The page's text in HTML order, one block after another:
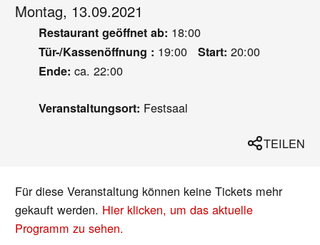
Montag, 13.09.2021
Restaurant geöffnet ab: 18:00
Tür-/Kassenöffnung : 19:00 Start: 20:00
Ende: ca. 22:00
Veranstaltungsort: Festsaal
TEILEN
Für diese Veranstaltung können keine Tickets mehr
gekauft werden. Hier klicken, um das aktuelle
Programm zu sehen.